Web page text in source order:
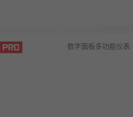
数字面板多功能仪表